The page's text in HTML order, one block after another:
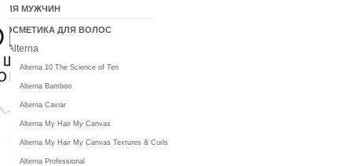
ДЛЯ МУЖЧИН
КОСМЕТИКА ДЛЯ ВОЛОС
Alterna
Alterna 10 The Science of Ten
Alterna Bamboo
Alterna Caviar
Alterna My Hair My Canvas
Alterna My Hair My Canvas Textures & Curls
Alterna Professional